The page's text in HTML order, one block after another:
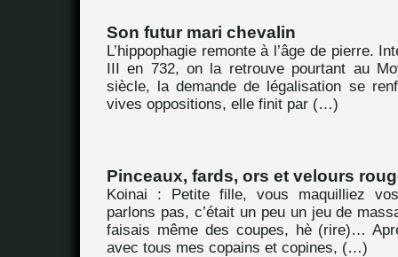
Son futur mari chevalin
L’hippophagie remonte à l’âge de pierre.
III en 732, on la retrouve pourtant au
siècle, la demande de légalisation se
vives oppositions, elle finit par (…)
Pinceaux, fards, ors et velours
Koinai : Petite fille, vous maquilliez
parlons pas, c’était un peu un jeu de
faisais même des coupes, hè (rire)…
avec tous mes copains et copines, (…)